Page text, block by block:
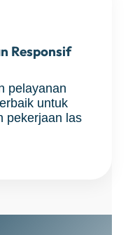
Responsif
pelayanan
untuk
pekerjaan las